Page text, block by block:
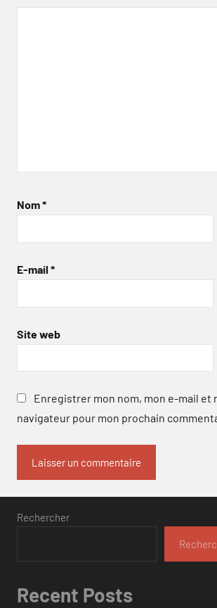
Nom*
E-mail *
Site web
Enregistrer mon nom, mon e-mail et
navigateur pour mon prochain
Rechercher
Recent Posts